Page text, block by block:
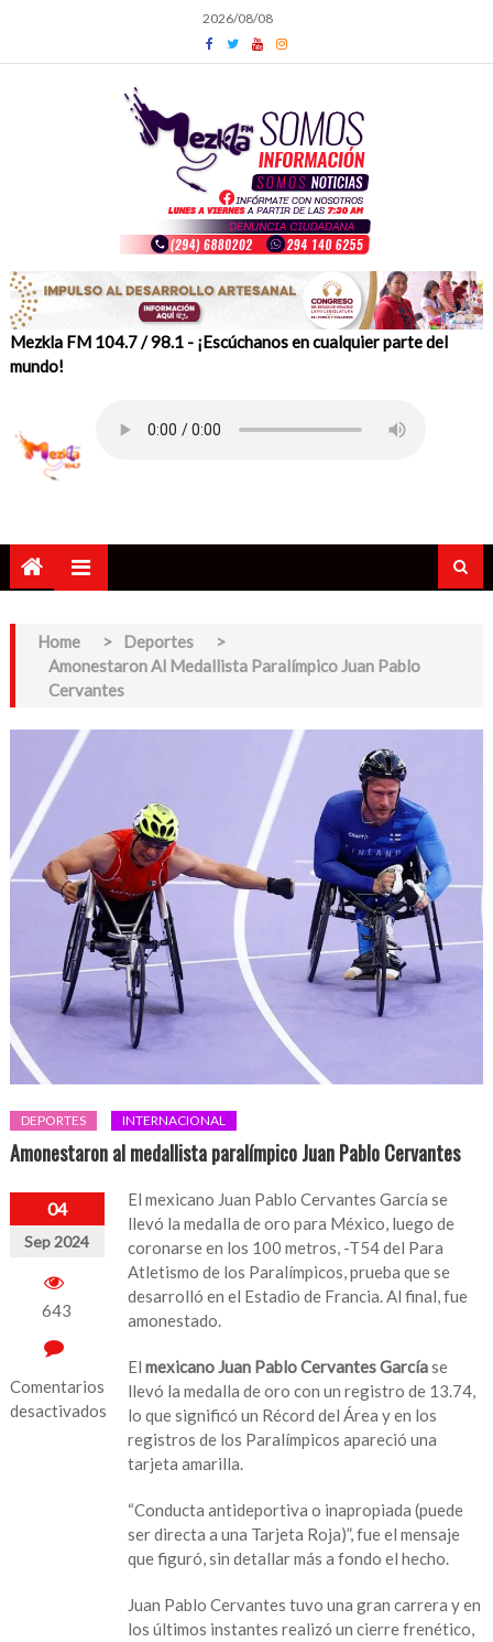
content
2026/08/08
Mezkla FM 104.7 / 98.1 - ¡Escúchanos en cualquier parte del
mundo!
Home > Deportes
>
Amonestaron Al Medallista Paralímpico Juan Pablo
Cervantes
DEPORTES INTERNACIONAL
Amonestaron al medallista paralímpico Juan Pablo Cervantes
04
Sep 2024
643
Comentarios
desactivados
El mexicano Juan Pablo Cervantes García se
llevó la medalla de oro para México, luego de
coronarse en los 100 metros, -T54 del Para
Atletismo de los Paralímpicos, prueba que se
desarrolló en el Estadio de Francia. Al final, fue
amonestado.
Elmexicano Juan Pablo Cervantes Garcíase
llevó la medalla de oro con un registro de 13.74,
lo que significó un Récord del Área y en los
registros de los Paralímpicos apareció una
tarjeta amarilla.
“Conducta antideportiva o inapropiada (puede
ser directa a una Tarjeta Roja)”, fue el mensaje
que figuró, sin detallar más a fondo el hecho.
Juan Pablo Cervantes tuvo una gran carrera y en
los últimos instantes realizó un cierre frenético,